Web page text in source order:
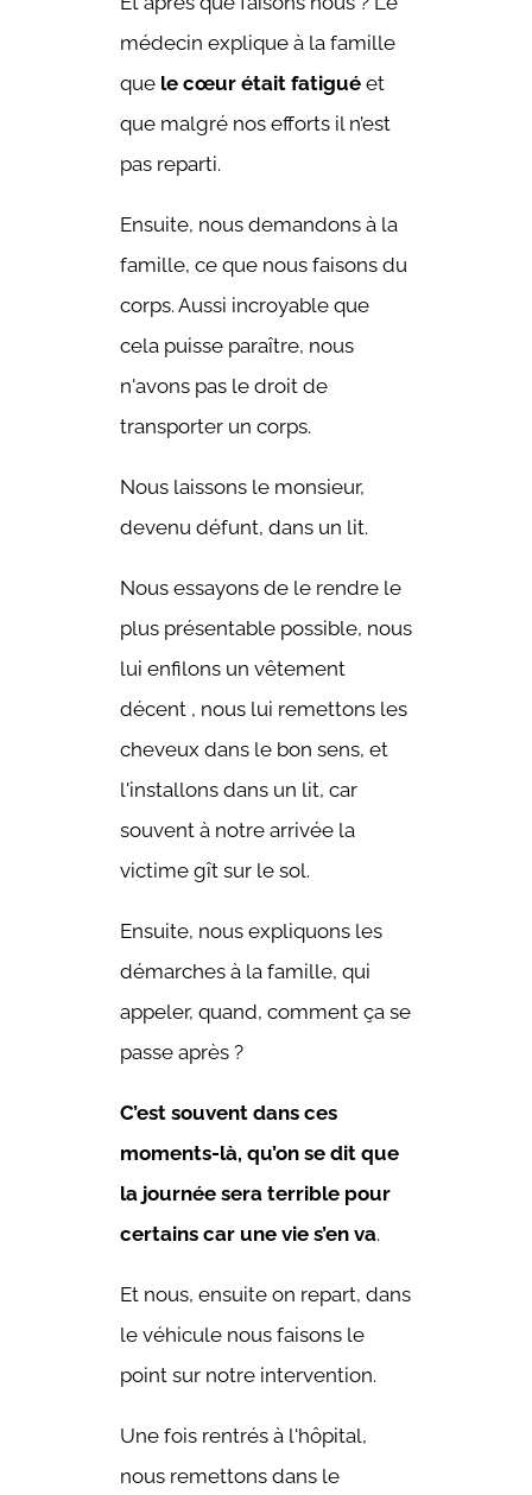
médecin explique à la famille
que le cœur était fatiguéet
que malgré nos efforts il n’est
pas reparti.
Ensuite, nous demandons à la
famille, ce que nous faisons du
corps. Aussi incroyable que
cela puisse paraître, nous
n'avons pas le droit de
transporter un corps.
Nous laissons le monsieur,
devenu défunt, dans un lit.
Nous essayons de le rendre le
plus présentable possible, nous
lui enfilons un vêtement
décent , nous lui remettons les
cheveux dans le bon sens, et
l'installons dans un lit, car
souvent à notre arrivée la
victime gît sur le sol.
Ensuite, nous expliquons les
démarches à la famille, qui
appeler, quand, comment ça se
passe après ?
C’est souvent dans ces
moments-là, qu’on se dit que
la journée sera terrible pour
certains car une vie s’en va.
Et nous, ensuite on repart, dans
le véhicule nous faisons le
point sur notre intervention.
Une fois rentrés à l'hôpital,
nous remettons dans le